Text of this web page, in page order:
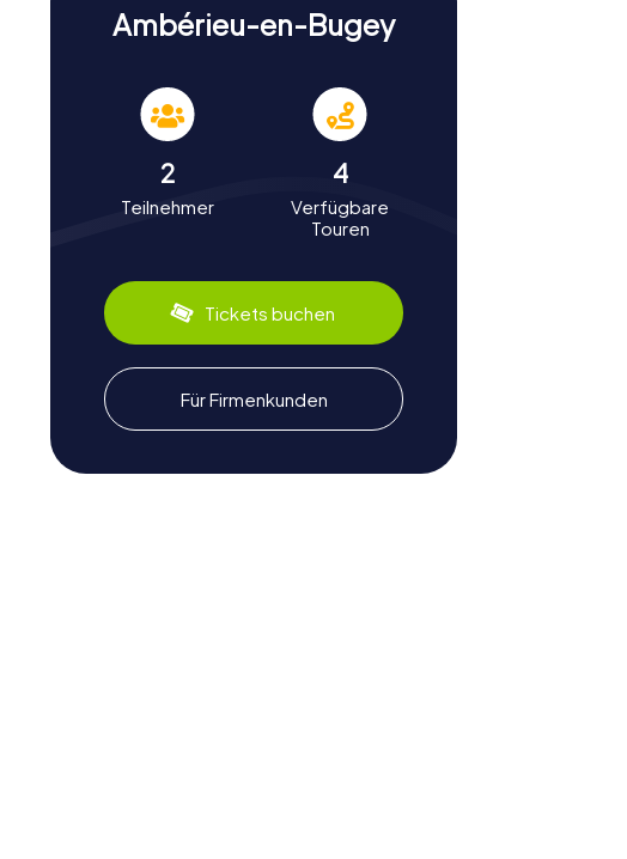
Ambérieu-en-Bugey
2
Teilnehmer
4
Verfügbare
Touren
Tickets buchen
Für Firmenkunden